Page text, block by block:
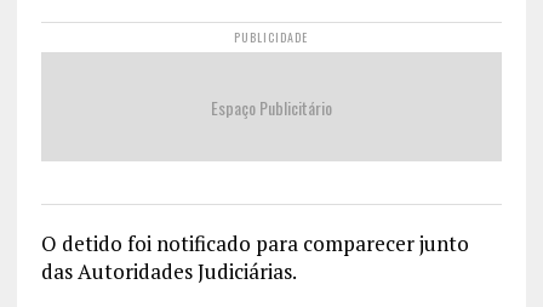
PUBLICIDADE
Espaço Publicitário
O detido foi notificado para comparecer junto
das Autoridades Judiciárias.